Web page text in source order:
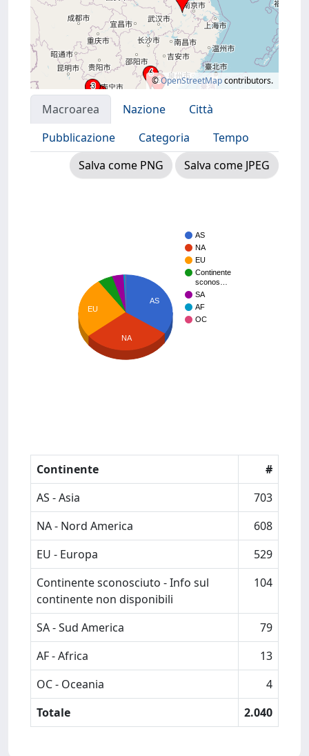
©OpenStreetMapcontributors.
Macroarea Nazione
Città
Pubblicazione
Categoria
Tempo
Salva come PNG
Salva come JPEG
AS
NA
EU
Continente
sconos…
SA
AF
OC
AS
EU
NA
Continente
#
AS - Asia
703
NA - Nord America
608
EU - Europa
529
Continente sconosciuto - Info sul
continente non disponibili
104
SA - Sud America
79
AF - Africa
13
OC - Oceania
4
Totale
2.040